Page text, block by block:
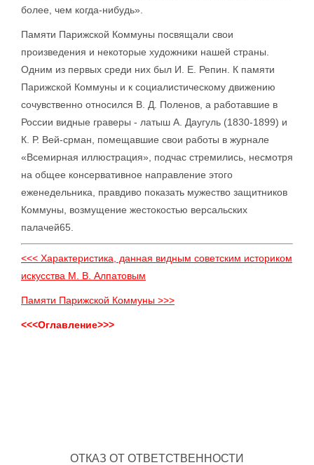
более, чем когда-нибудь».
Памяти Парижской Коммуны посвящали свои
произведения и некоторые художники нашей страны.
Одним из первых среди них был И. Е. Репин. К памяти
Парижской Коммуны и к социалистическому движению
сочувственно относился В. Д. Поленов, а работавшие в
России видные граверы - латыш А. Даугуль (1830-1899) и
К. Р. Вей-срман, помещавшие свои работы в журнале
«Всемирная иллюстрация», подчас стремились, несмотря
на общее консервативное направление этого
еженедельника, правдиво показать мужество защитников
Коммуны, возмущение жестокостью версальских
палачей65.
<<< Характеристика, данная видным советским историком
искусства М. В. Алпатовым
Памяти Парижской Коммуны >>>
<<<Оглавление>>>
ОТКАЗ ОТ ОТВЕТСТВЕННОСТИ